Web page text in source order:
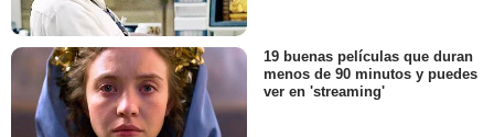
19 buenas películas que duran
menos de 90 minutos y puedes
ver en 'streaming'